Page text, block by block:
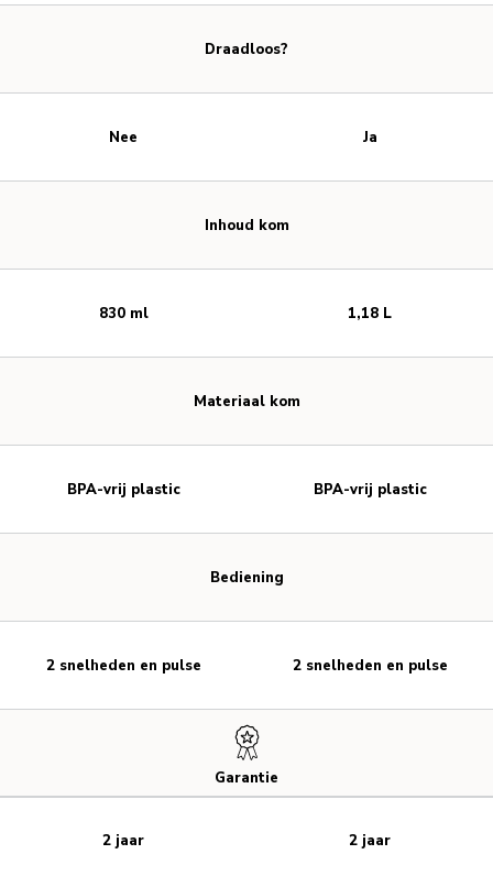
Draadloos?
Inhoud kom
Materiaal kom
Bediening
Garantie
Nee
830 ml
BPA-vrij plastic
2 snelheden en pulse
2 jaar
Ja
1,18 L
BPA-vrij plastic
2 snelheden en pulse
2 jaar